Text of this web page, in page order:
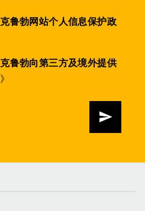
克鲁勃网站个人信息保护政
克鲁勃向第三方及境外提供
》
发送